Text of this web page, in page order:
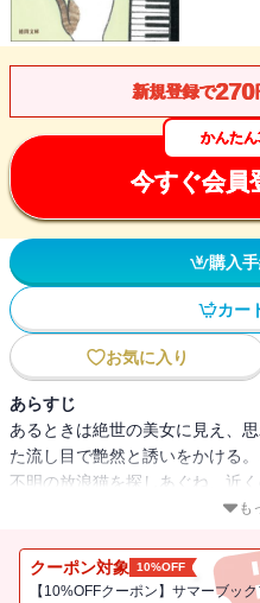
新規登録で270
かんたん
今すぐ会員
購入
カー
お気に入り
あらすじ
あるときは絶世の美女に見え、
た流し目で艶然と誘いをかける
不明の放浪猫を探しあぐね、近
てきた！ それが評判となり、
そのいきさつをはじめ、ジャズ
エピソードを写真満載でお届け
も
クーポン対象 10%OFF
【10%OFFクーポン】サマーブッ